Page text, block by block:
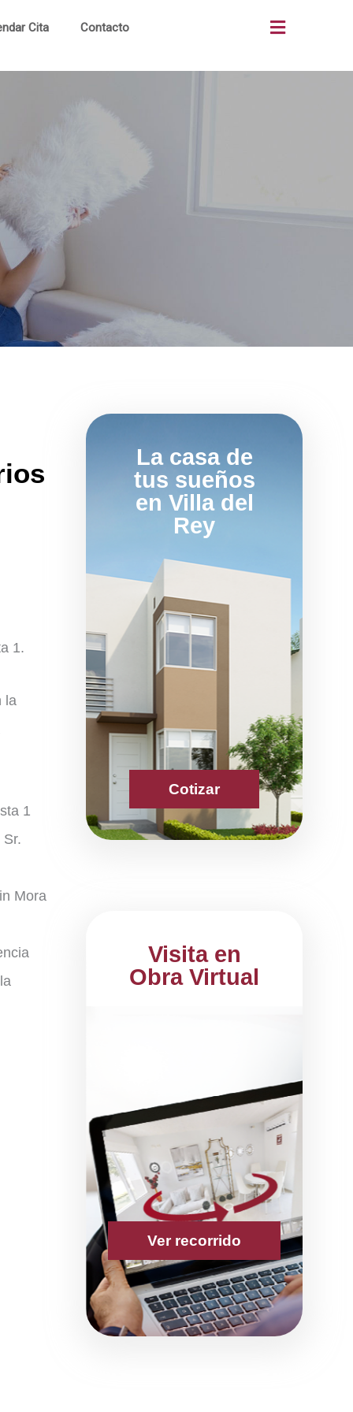
Cita Contacto
1.
la
1
Mora
La casa de
tus sueños
en Villa del
Rey
Cotizar
Visita en
Obra Virtual
Ver recorrido